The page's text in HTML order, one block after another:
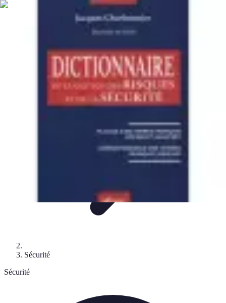
Plongée et Jet
TechniquesTechniques de Plongée
Sécurité
Sécurité